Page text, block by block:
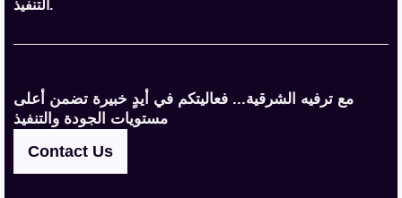
التنفيذ.
مع ترفيه الشرقية... فعاليتكم في أيدٍ خبيرة تضمن أعلى
مستويات الجودة والتنفيذ
Contact Us